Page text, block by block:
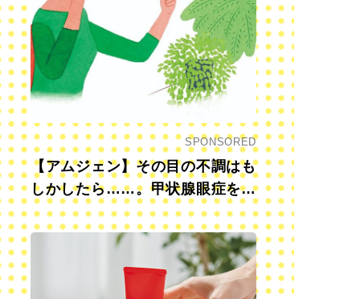
SPONSORED
【アムジェン】その目の不調はも
しかしたら……。甲状腺眼症を知
っていますか？